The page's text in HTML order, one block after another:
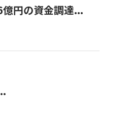
億円の資金調達...